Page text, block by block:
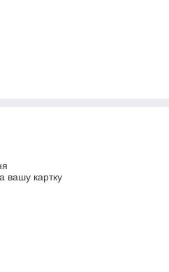
вашу картку